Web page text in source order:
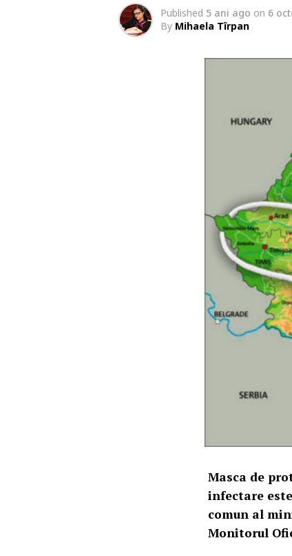
Published 5 ani ago on 6
By Mihaela Tîrpan
Masca de
infectare
comun al
Monitorul